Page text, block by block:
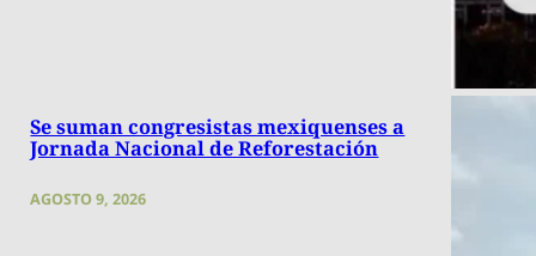
Se suman congresistas mexiquenses a
Jornada Nacional de Reforestación
AGOSTO 9, 2026